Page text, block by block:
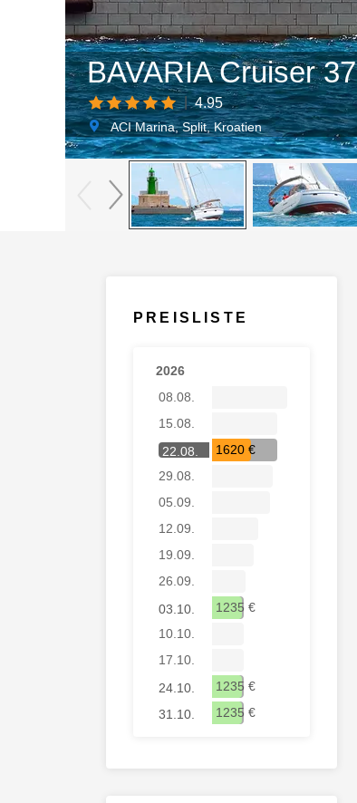
BAVARIA Cruiser 37
| 4.95
ACI Marina, Split, Kroatien
PREISLISTE
2026
08.08.
15.08.
22.08.
1620 €
29.08.
05.09.
12.09.
19.09.
26.09.
03.10.
1235 €
10.10.
17.10.
24.10.
1235 €
31.10.
1235 €